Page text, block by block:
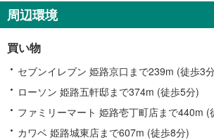
す
る
報
周辺環境
買い物
セブンイレブン 姫路京口まで239m (徒歩3
ローソン 姫路五軒邸まで374m (徒歩5分)
ファミリーマート 姫路壱丁町店まで440m (
カワベ 姫路城東店まで607m (徒歩8分)